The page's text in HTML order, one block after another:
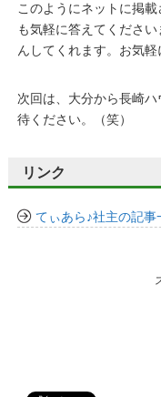
このようにネットに掲
も気軽に答えてくださ
んしてくれます。お気軽
次回は、大分から長崎
待ください。（笑）
リンク
てぃあら♪社主の記事